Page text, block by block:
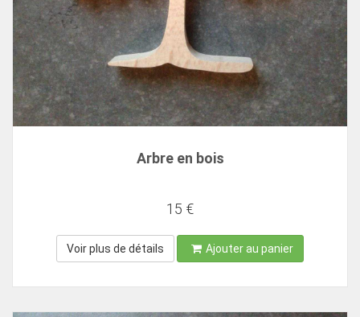
Arbre en bois
15 €
Voir plus de détails Ajouter au panier